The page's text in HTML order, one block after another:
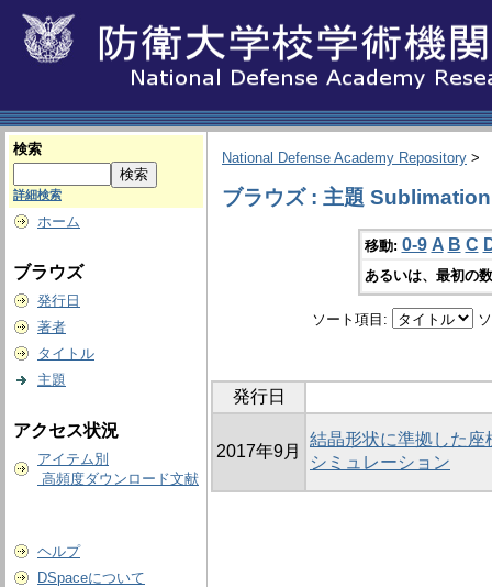
検索
詳細検索
ホーム
ブラウズ
発行日
著者
タイトル
主題
アクセス状況
アイテム別
高頻度ダウンロード文献
ヘルプ
DSpaceについて
National Defense Academy Repository >
ブラウズ : 主題 Sublimation
移動: 0-9 A B C
あるいは、最初の
ソート項目:
発行日
2017年9月
結晶形状に準拠した
シミュレーション